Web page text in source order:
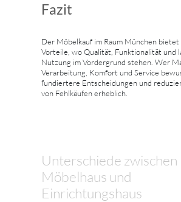
Fazit
Der Möbelkauf im Raum München
Vorteile, wo Qualität, Funktionalität und
Nutzung im Vordergrund stehen. Wer
Verarbeitung, Komfort und Service
fundiertere Entscheidungen und
von Fehlkäufen erheblich.
Unterschiede zwischen
Möbelhaus und
Einrichtungshaus